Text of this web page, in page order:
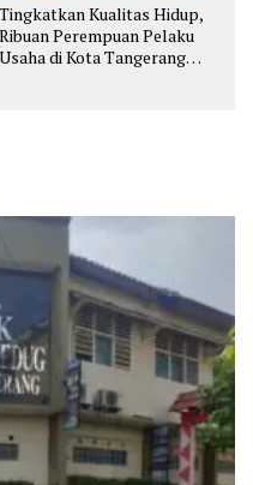
Tingkatkan Kualitas Hidup,
Ribuan Perempuan Pelaku
Usaha di Kota Tangerang